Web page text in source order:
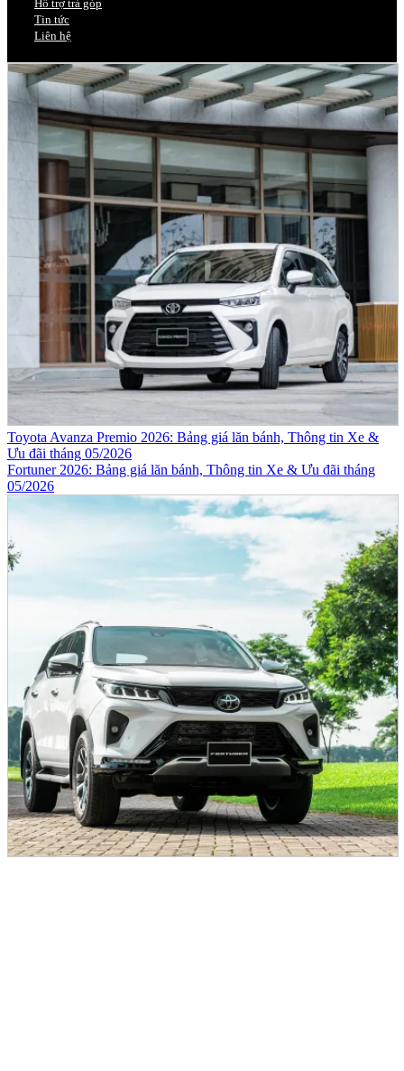
Hỗ trợ trả góp
Tin tức
Liên hệ
Toyota Avanza Premio 2026: Bảng giá lăn bánh, Thông tin Xe &
Ưu đãi tháng 05/2026
Fortuner 2026: Bảng giá lăn bánh, Thông tin Xe & Ưu đãi tháng
05/2026